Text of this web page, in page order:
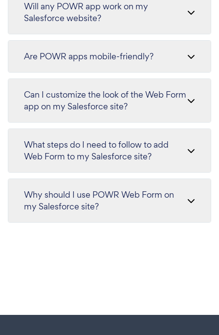
Will any POWR app work on my
Salesforce website?
Are POWR apps mobile-friendly?
Can I customize the look of the Web Form
app on my Salesforce site?
What steps do I need to follow to add
Web Form to my Salesforce site?
Why should I use POWR Web Form on
my Salesforce site?